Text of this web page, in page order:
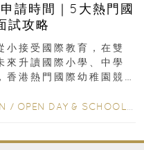
請時間｜5大熱門國
試攻略
小接受國際教育，在雙
來升讀國際小學、中學
香港熱門國際幼稚園競
/ OPEN DAY & SCHOOL EVENTS